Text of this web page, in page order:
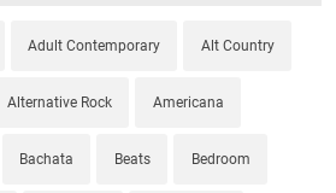
Adult Contemporary Alt Country
Alternative Rock Americana
Bachata Beats Bedroom